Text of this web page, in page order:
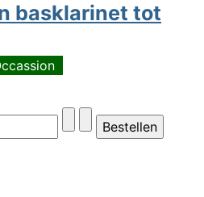
basklarinet tot